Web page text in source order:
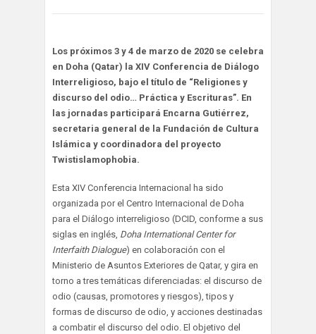
Los próximos 3 y 4 de marzo de 2020 se celebra
en Doha (Qatar) la XIV Conferencia de Diálogo
Interreligioso, bajo el título de “Religiones y
discurso del odio… Práctica y Escrituras”. En
las jornadas participará Encarna Gutiérrez,
secretaria general de la Fundación de Cultura
Islámica y coordinadora del proyecto
Twistislamophobia.
Esta XIV Conferencia Internacional ha sido
organizada por el Centro Internacional de Doha
para el Diálogo interreligioso (DCID, conforme a sus
siglas en inglés, Doha International Center for
Interfaith Dialogue) en colaboración con el
Ministerio de Asuntos Exteriores de Qatar, y gira en
torno a tres temáticas diferenciadas: el discurso de
odio (causas, promotores y riesgos), tipos y
formas de discurso de odio, y acciones destinadas
a combatir el discurso del odio. El objetivo del